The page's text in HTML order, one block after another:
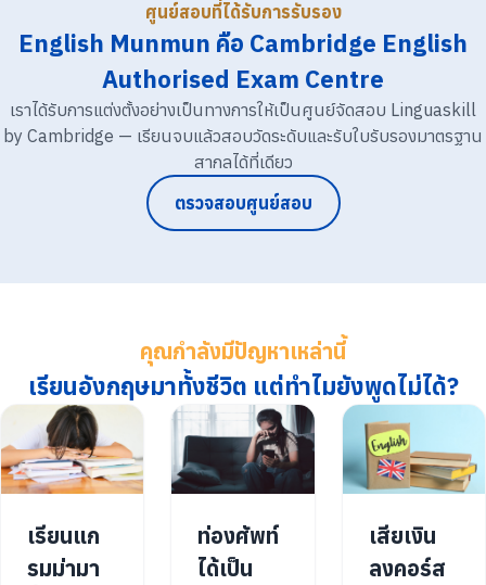
ศูนย์สอบที่ได้รับการรับรอง
English Munmun คือ Cambridge English
Authorised Exam Centre
เราได้รับการแต่งตั้งอย่างเป็นทางการให้เป็นศูนย์จัดสอบ Linguaskill
by Cambridge — เรียนจบแล้วสอบวัดระดับและรับใบรับรองมาตรฐาน
สากลได้ที่เดียว
ตรวจสอบศูนย์สอบ
คุณกำลังมีปัญหาเหล่านี้
เรียนอังกฤษมาทั้งชีวิต แต่ทำไมยังพูดไม่ได้?
เรียนแก
รมม่ามา
ท่องศัพท์
ได้เป็น
เสียเงิน
ลงคอร์ส